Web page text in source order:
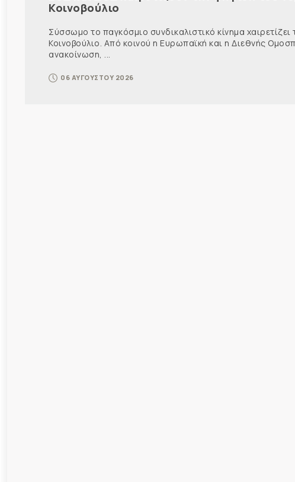
Κοινοβούλιο
Σύσσωμο το παγκόσμιο συνδικαλιστικό κίνημα
Κοινοβούλιο. Από κοινού η Ευρωπαϊκή και η Διεθνής
ανακοίνωση, ...
06 ΑΥΓΟΥΣΤΟΥ 2026